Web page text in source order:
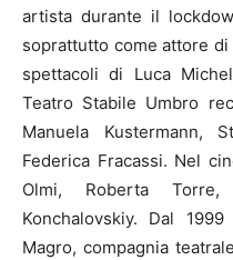
artista durante il
soprattutto come attore
spettacoli di Luca
Teatro Stabile Umbro
Manuela Kustermann,
Federica Fracassi. Nel
Olmi, Roberta Torre,
Konchalovskiy. Dal
Magro, compagnia